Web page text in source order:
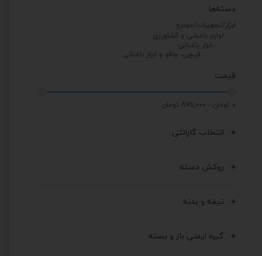
دسته‌ها
ابزار/تجهیزات/خودرو
لوازم باغبانی و کشاورزی
ابزار باغبانی
قیچی، چاقو و ابزار باغبانی
قیمت
۰ تومان - ۸۷۵,۰۰۰ تومان
انتخاب گارانتی
روکش دسته
تیغه و بدنه
گیره ایمنی باز و بسته